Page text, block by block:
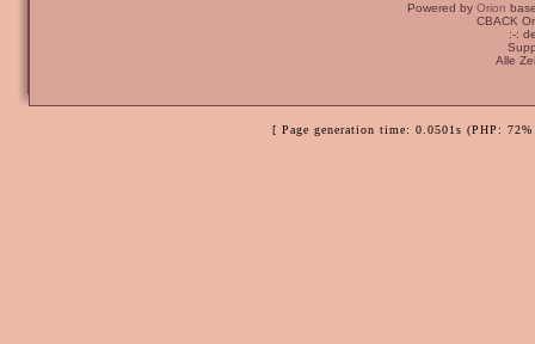
Powered by Orion
CBACK
:-:
Alle
[ Page generation time: 0.0501s (PHP: